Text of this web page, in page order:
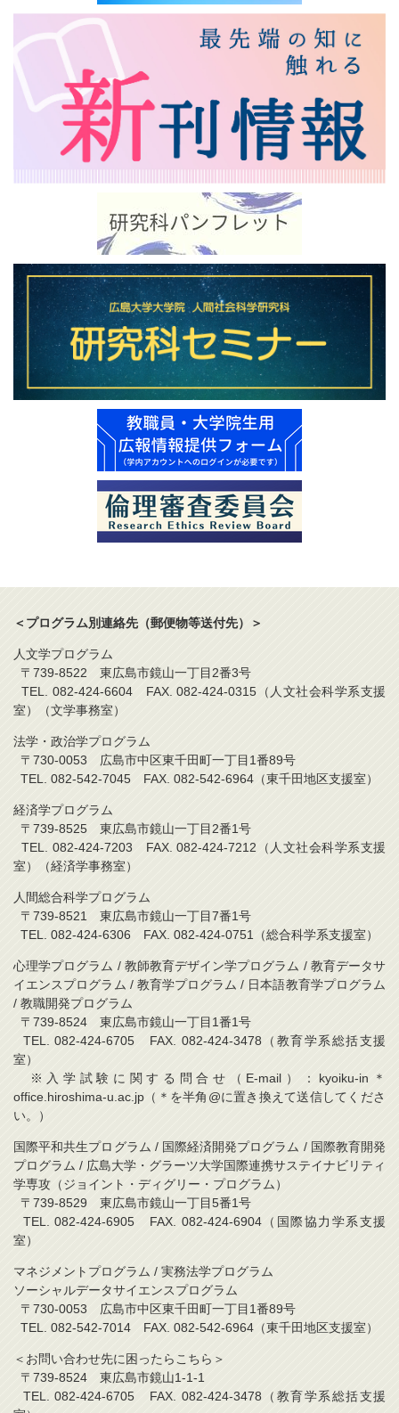
＜プログラム別連絡先（郵便物等送付先）＞
人文学プログラム
〒739-8522 東広島市鏡山一丁目2番3号
TEL. 082-424-6604 FAX. 082-424-0315（人文社会科学系支援
室）（文学事務室）
法学・政治学プログラム
〒730-0053 広島市中区東千田町一丁目1番89号
TEL. 082-542-7045 FAX. 082-542-6964（東千田地区支援室）
経済学プログラム
〒739-8525 東広島市鏡山一丁目2番1号
TEL. 082-424-7203 FAX. 082-424-7212（人文社会科学系支援
室）（経済学事務室）
人間総合科学プログラム
〒739-8521 東広島市鏡山一丁目7番1号
TEL. 082-424-6306 FAX. 082-424-0751（総合科学系支援室）
心理学プログラム / 教師教育デザイン学プログラム / 教育データサ
イエンスプログラム / 教育学プログラム / 日本語教育学プログラム
/ 教職開発プログラム
〒739-8524 東広島市鏡山一丁目1番1号
TEL. 082-424-6705 FAX. 082-424-3478（教育学系総括支援
室）
※入学試験に関する問合せ（E-mail）：kyoiku-in＊
office.hiroshima-u.ac.jp（＊を半角@に置き換えて送信してくださ
い。）
国際平和共生プログラム / 国際経済開発プログラム / 国際教育開発
プログラム / 広島大学・グラーツ大学国際連携サステイナビリティ
学専攻（ジョイント・ディグリー・プログラム）
〒739-8529 東広島市鏡山一丁目5番1号
TEL. 082-424-6905 FAX. 082-424-6904（国際協力学系支援
室）
マネジメントプログラム / 実務法学プログラム
ソーシャルデータサイエンスプログラム
〒730-0053 広島市中区東千田町一丁目1番89号
TEL. 082-542-7014 FAX. 082-542-6964（東千田地区支援室）
＜お問い合わせ先に困ったらこちら＞
〒739-8524 東広島市鏡山1-1-1
TEL. 082-424-6705 FAX. 082-424-3478（教育学系総括支援